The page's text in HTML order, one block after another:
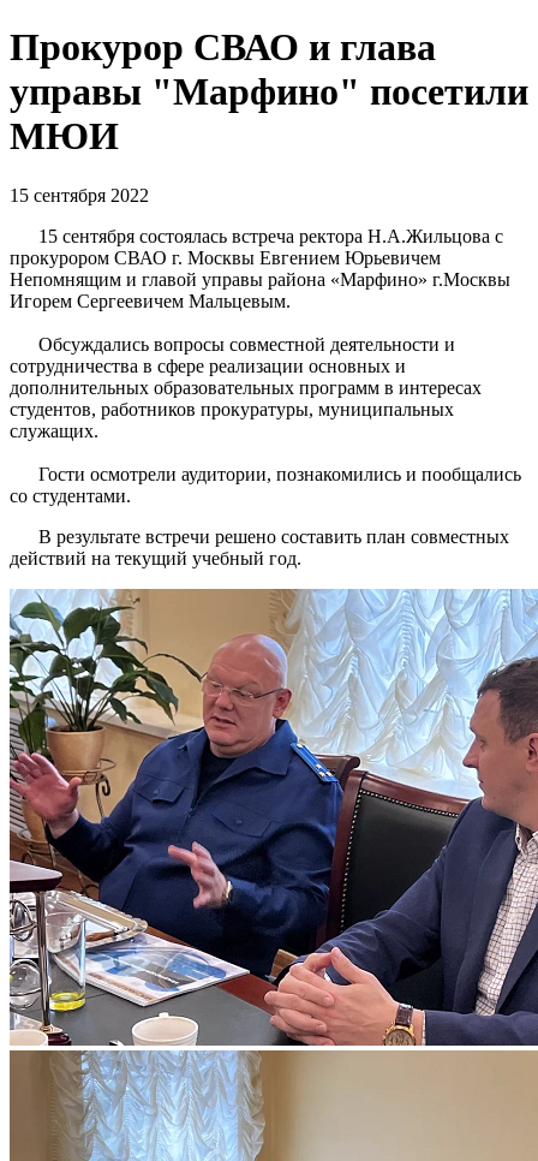
Прокурор СВАО и глава
управы "Марфино" посетили
МЮИ
15 сентября 2022
15 сентября состоялась встреча ректора Н.А.Жильцова с
прокурором СВАО г. Москвы Евгением Юрьевичем
Непомнящим и главой управы района «Марфино» г.Москвы
Игорем Сергеевичем Мальцевым.
Обсуждались вопросы совместной деятельности и
сотрудничества в сфере реализации основных и
дополнительных образовательных программ в интересах
студентов, работников прокуратуры, муниципальных
служащих.
Гости осмотрели аудитории, познакомились и пообщались
со студентами.
В результате встречи решено составить план совместных
действий на текущий учебный год.